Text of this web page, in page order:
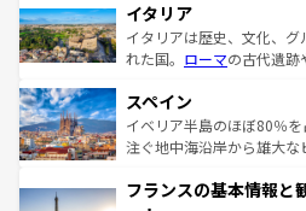
イタリア
イタリアは歴史、文化、
れた国。 ローマの古代遺跡
ろん、トスカーナの美しい
景など、自然景観も見逃
ピザやパスタなど、絶品
ませてくれるイタリアで、
スペイン
イベリア半島のほぼ80％
注ぐ地中海沿岸から雄大
文化が根付くこの国では、
フランスの基本情報と